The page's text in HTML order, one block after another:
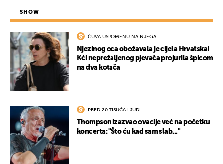
SHOW
ČUVA USPOMENU NA NJEGA
Njezinog oca obožavala je cijela Hrvatska!
Kći neprežaljenog pjevača projurila špicom
na dva kotača
PRED 20 TISUĆA LJUDI
Thompson izazvao ovacije već na početku
koncerta: "Što ću kad sam slab..."